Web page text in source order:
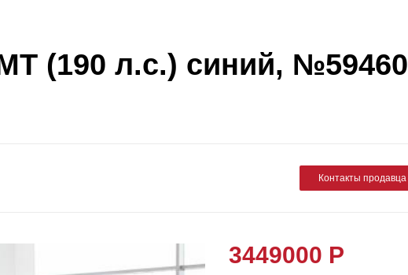
(190 л.с.) синий, №59460
Контакты продавца
3449000 Р